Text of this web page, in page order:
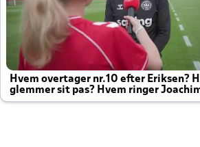
Hvem overtager nr.10 efter Eriksen?
glemmer sit pas? Hvem ringer
altid til efter kampe?